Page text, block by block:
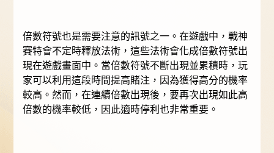
倍數符號也是需要注意的訊號之一。在遊戲中，戰神
賽特會不定時釋放法術，這些法術會化成倍數符號出
現在遊戲畫面中。當倍數符號不斷出現並累積時，玩
家可以利用這段時間提高賭注，因為獲得高分的機率
較高。然而，在連續倍數出現後，要再次出現如此高
倍數的機率較低，因此適時停利也非常重要。